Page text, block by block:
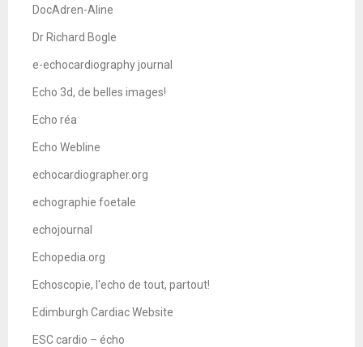
DocAdren-Aline
Dr Richard Bogle
e-echocardiography journal
Echo 3d, de belles images!
Echo réa
Echo Webline
echocardiographer.org
echographie foetale
echojournal
Echopedia.org
Echoscopie, l'echo de tout, partout!
Edimburgh Cardiac Website
ESC cardio – écho